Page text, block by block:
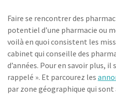
Faire se rencontrer des
potentiel d’une pharmacie ou
voilà en quoi consistent les
cabinet qui conseille des
d’années. Pour en savoir plus, il
rappelé ». Et parcourez les
par zone géographique qui